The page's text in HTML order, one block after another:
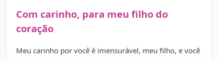
é só aparência mesmo. Eu seria capaz de tudo para te
ver feliz.
Quero te desejar um feliz aniversário e um futuro
Com carinho, para meu filho do
coração
Meu carinho por você é imensurável, meu filho, e você